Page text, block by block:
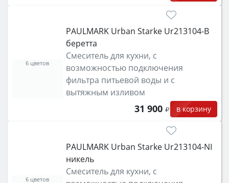
PAULMARK Urban Starke Ur213104-B
беретта
Смеситель для кухни, с
возможностью подключения
фильтра питьевой воды и с
вытяжным изливом
31 900 в корзину
6 цветов
PAULMARK Urban Starke Ur213104-NI
никель
Смеситель для кухни, с
6 цветов